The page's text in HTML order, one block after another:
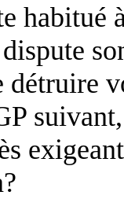
habitué
détruire